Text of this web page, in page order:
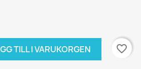
TILL I VARUKORGEN favorite_border